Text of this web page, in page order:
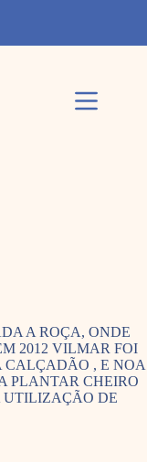
A ROÇA, ONDE
2012 VILMAR FOI
CALÇADÃO , E NOA
PLANTAR CHEIRO
UTILIZAÇÃO DE